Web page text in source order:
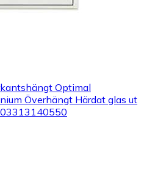
Optimal
Överhängt Härdat glas ut